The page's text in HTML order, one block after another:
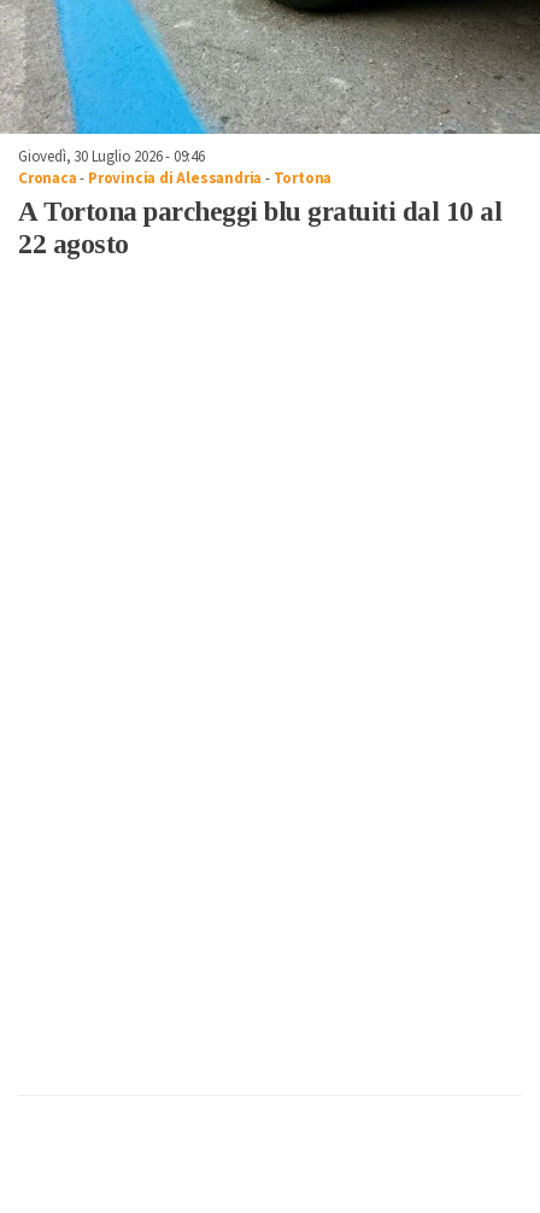
Giovedì, 30 Luglio 2026 - 09:46
Cronaca- Provincia di Alessandria - Tortona
A Tortona parcheggi blu gratuiti dal 10 al
22 agosto